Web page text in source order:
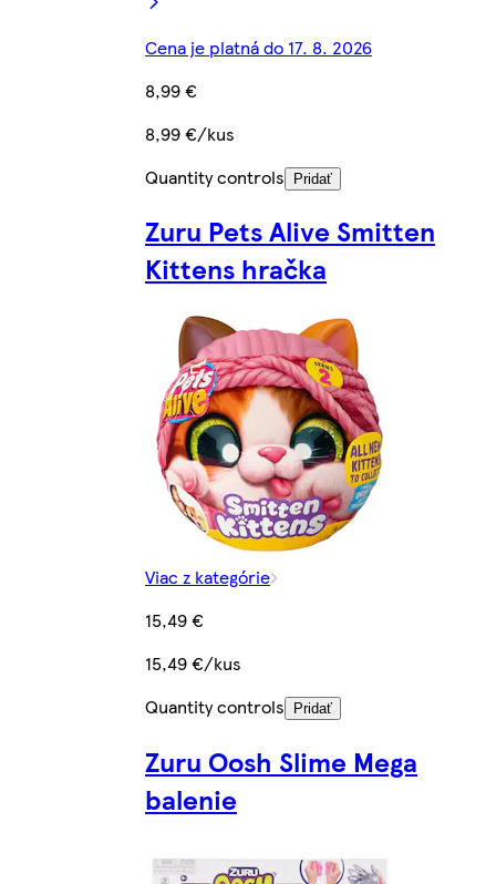
Cena je platná do 17. 8. 2026
8,99 €
8,99 €/kus
Quantity controls
Pridať
Zuru Pets Alive Smitten
Kittens hračka
Viac z kategórie
15,49 €
15,49 €/kus
Quantity controls
Pridať
Zuru Oosh Slime Mega
balenie